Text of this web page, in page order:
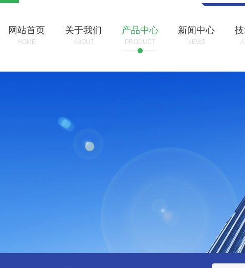
网站首页
HOME
关于我们
ABOUT
产品中心
PRODUCT
新闻中心
NEWS